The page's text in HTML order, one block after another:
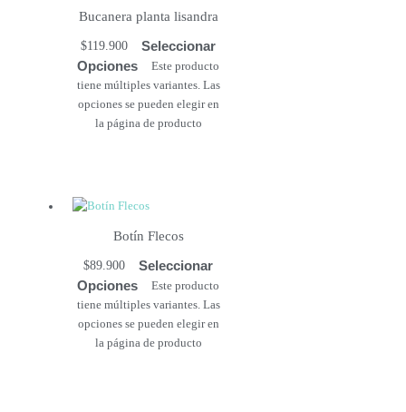
Bucanera planta lisandra
$119.900
Seleccionar
Opciones
Este producto
tiene múltiples variantes. Las
opciones se pueden elegir en
la página de producto
Botín Flecos
$89.900
Seleccionar
Opciones
Este producto
tiene múltiples variantes. Las
opciones se pueden elegir en
la página de producto